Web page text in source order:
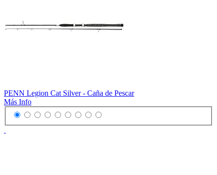
PENN Legion Cat Silver - Caña de Pescar
Más Info